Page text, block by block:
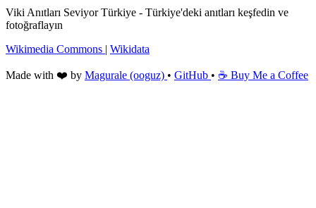
Viki Anıtları Seviyor Türkiye - Türkiye'deki anıtları keşfedin ve
fotoğraflayın
Wikimedia Commons | Wikidata
Made with ❤️ by Magurale (ooguz) • GitHub • ☕ Buy Me a Coffee